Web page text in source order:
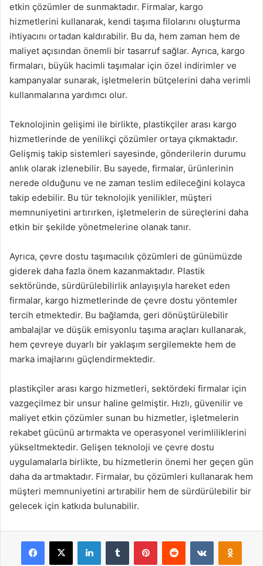
etkin çözümler de sunmaktadır. Firmalar, kargo
hizmetlerini kullanarak, kendi taşıma filolarını oluşturma
ihtiyacını ortadan kaldırabilir. Bu da, hem zaman hem de
maliyet açısından önemli bir tasarruf sağlar. Ayrıca, kargo
firmaları, büyük hacimli taşımalar için özel indirimler ve
kampanyalar sunarak, işletmelerin bütçelerini daha verimli
kullanmalarına yardımcı olur.
Teknolojinin gelişimi ile birlikte, plastikçiler arası kargo
hizmetlerinde de yenilikçi çözümler ortaya çıkmaktadır.
Gelişmiş takip sistemleri sayesinde, gönderilerin durumu
anlık olarak izlenebilir. Bu sayede, firmalar, ürünlerinin
nerede olduğunu ve ne zaman teslim edileceğini kolayca
takip edebilir. Bu tür teknolojik yenilikler, müşteri
memnuniyetini artırırken, işletmelerin de süreçlerini daha
etkin bir şekilde yönetmelerine olanak tanır.
Ayrıca, çevre dostu taşımacılık çözümleri de günümüzde
giderek daha fazla önem kazanmaktadır. Plastik
sektöründe, sürdürülebilirlik anlayışıyla hareket eden
firmalar, kargo hizmetlerinde de çevre dostu yöntemler
tercih etmektedir. Bu bağlamda, geri dönüştürülebilir
ambalajlar ve düşük emisyonlu taşıma araçları kullanarak,
hem çevreye duyarlı bir yaklaşım sergilemekte hem de
marka imajlarını güçlendirmektedir.
plastikçiler arası kargo hizmetleri, sektördeki firmalar için
vazgeçilmez bir unsur haline gelmiştir. Hızlı, güvenilir ve
maliyet etkin çözümler sunan bu hizmetler, işletmelerin
rekabet gücünü artırmakta ve operasyonel verimliliklerini
yükseltmektedir. Gelişen teknoloji ve çevre dostu
uygulamalarla birlikte, bu hizmetlerin önemi her geçen gün
daha da artmaktadır. Firmalar, bu çözümleri kullanarak hem
müşteri memnuniyetini artırabilir hem de sürdürülebilir bir
gelecek için katkıda bulunabilir.
Facebook
X LinkedInTumblr PinterestReddit VKontakte